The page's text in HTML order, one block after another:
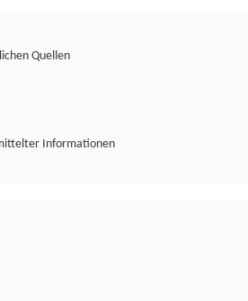
Quellen
Informationen